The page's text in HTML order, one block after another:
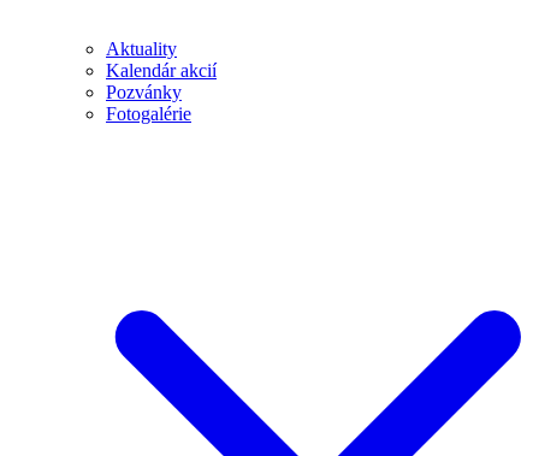
Aktuality
Kalendár akcií
Pozvánky
Fotogalérie